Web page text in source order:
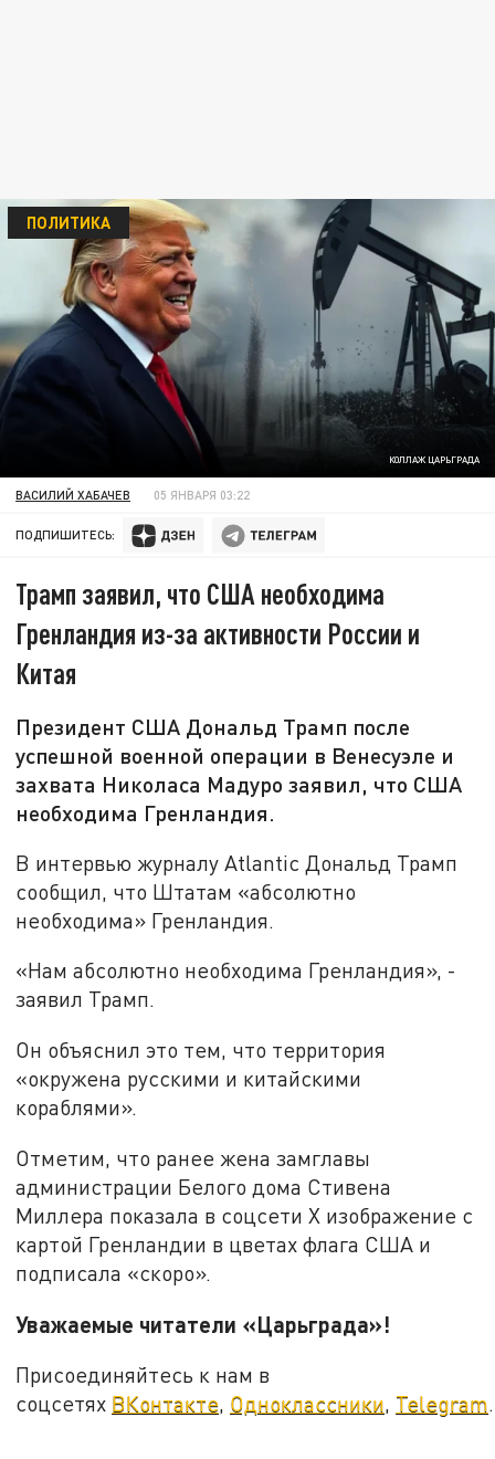
КОЛЛАЖ ЦАРЬГРАДА
ПОЛИТИКА
ВАСИЛИЙ ХАБАЧЕВ 05 ЯНВАРЯ 03:22
ПОДПИШИТЕСЬ:
Трамп заявил, что США необходима
Гренландия из-за активности России и
Китая
Президент США Дональд Трамп после
успешной военной операции в Венесуэле и
захвата Николаса Мадуро заявил, что США
необходима Гренландия.
В интервью журналу Atlantic Дональд Трамп
сообщил, что Штатам «абсолютно
необходима» Гренландия.
«Нам абсолютно необходима Гренландия», -
заявил Трамп.
Он объяснил это тем, что территория
«окружена русскими и китайскими
кораблями».
Отметим, что ранее жена замглавы
администрации Белого дома Стивена
Миллера показала в соцсети X изображение с
картой Гренландии в цветах флага США и
подписала «скоро».
Уважаемые читатели «Царьграда»!
Присоединяйтесь к нам в
соцсетях ВКонтакте, Одноклассники, Telegram.